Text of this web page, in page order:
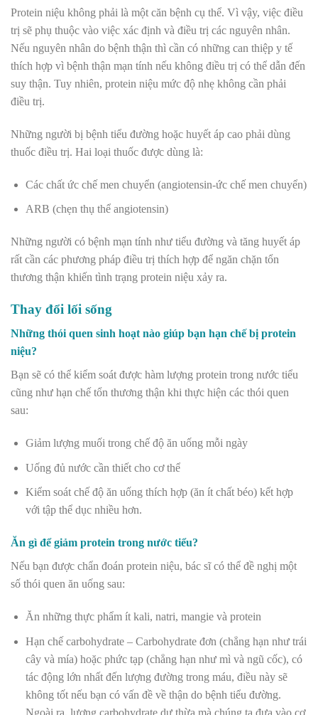
Protein niệu không phải là một căn bệnh cụ thể. Vì vậy, việc điều
trị sẽ phụ thuộc vào việc xác định và điều trị các nguyên nhân.
Nếu nguyên nhân do bệnh thận thì cần có những can thiệp y tế
thích hợp vì bệnh thận mạn tính nếu không điều trị có thể dẫn đến
suy thận. Tuy nhiên, protein niệu mức độ nhẹ không cần phải
điều trị.
Những người bị bệnh tiểu đường hoặc huyết áp cao phải dùng
thuốc điều trị. Hai loại thuốc được dùng là:
Các chất ức chế men chuyển (angiotensin-ức chế men chuyển)
ARB (chẹn thụ thể angiotensin)
Những người có bệnh mạn tính như tiểu đường và tăng huyết áp
rất cần các phương pháp điều trị thích hợp để ngăn chặn tổn
thương thận khiến tình trạng protein niệu xảy ra.
Thay đổi lối sống
Những thói quen sinh hoạt nào giúp bạn hạn chế bị protein
niệu?
Bạn sẽ có thể kiểm soát được hàm lượng protein trong nước tiểu
cũng như hạn chế tổn thương thận khi thực hiện các thói quen
sau:
Giảm lượng muối trong chế độ ăn uống mỗi ngày
Uống đủ nước cần thiết cho cơ thể
Kiểm soát chế độ ăn uống thích hợp (ăn ít chất béo) kết hợp
với tập thể dục nhiều hơn.
Ăn gì để giảm protein trong nước tiểu?
Nếu bạn được chẩn đoán protein niệu, bác sĩ có thể đề nghị một
số thói quen ăn uống sau:
Ăn những thực phẩm ít kali, natri, mangie và protein
Hạn chế carbohydrate – Carbohydrate đơn (chẳng hạn như trái
cây và mía) hoặc phức tạp (chẳng hạn như mì và ngũ cốc), có
tác động lớn nhất đến lượng đường trong máu, điều này sẽ
không tốt nếu bạn có vấn đề về thận do bệnh tiểu đường.
Ngoài ra, lượng carbohydrate dư thừa mà chúng ta đưa vào cơ